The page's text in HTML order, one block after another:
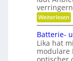
n
e
n
a
g
e
r
i
o
n
i
e
r
e
n
u
f
w
i
r
t
s
c
Weiterlesen:
L
n
g
e
r
Batterie-
Lika hat
modulare